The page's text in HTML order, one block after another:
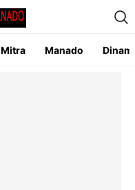
Mitra Manado